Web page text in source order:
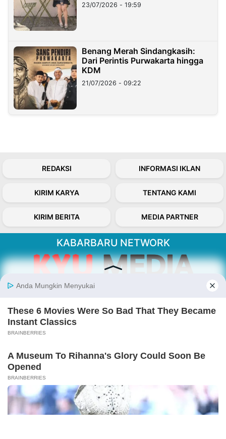
23/07/2026 - 19:59
Benang Merah Sindangkasih:
Dari Perintis Purwakarta hingga
KDM
21/07/2026 - 09:22
REDAKSI INFORMASI IKLAN
KIRIM KARYA TENTANG KAMI
KIRIM BERITA MEDIA PARTNER
KABARBARU NETWORK
Kabarbaru.co menyajikan berita aktual dan
Follow Kabarbaru